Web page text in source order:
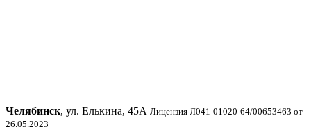
Челябинск, ул. Елькина, 45А Лицензия Л041-01020-64/00653463 от
26.05.2023